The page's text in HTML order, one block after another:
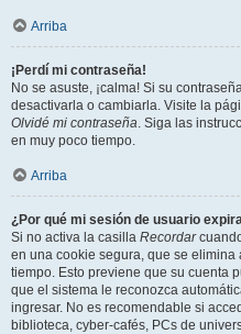
Arriba
¡Perdí mi contraseña!
No se asuste, ¡calma! Si su
desactivarla o cambiarla. Visite la
Olvidé mi contraseña. Siga las
en muy poco tiempo.
Arriba
¿Por qué mi sesión de usuario
Si no activa la casilla Recordar
en una cookie segura, que se
tiempo. Esto previene que su cuenta
que el sistema le reconozca
ingresar. No es recomendable si
biblioteca, cyber-cafés, PCs de